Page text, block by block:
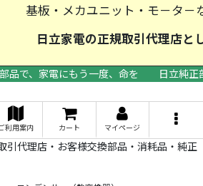
基板・メカユニット・モ－タ－
日立家電の正規取引代理店
品で、家電にもう一度、命を
日立純
利用案内 カート マイページ
引代理店・お客様交換部品・消耗品・純正